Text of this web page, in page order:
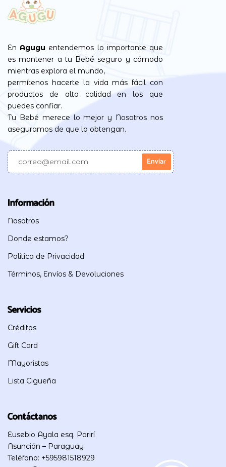
En Agugu entendemos lo importante que
es mantener a tu Bebé seguro y cómodo
mientras explora el mundo,
permítenos hacerte la vida más fácil con
productos de alta calidad en los que
puedes confiar.
Tu Bebé merece lo mejor y Nosotros nos
aseguramos de que lo obtengan.
Información
Nosotros
Donde estamos?
Politica de Privacidad
Términos, Envíos & Devoluciones
Servicios
Créditos
Gift Card
Mayoristas
Lista Cigueña
Contáctanos
Eusebio Ayala esq. Parirí
Asunción – Paraguay
Teléfono: +595981518929